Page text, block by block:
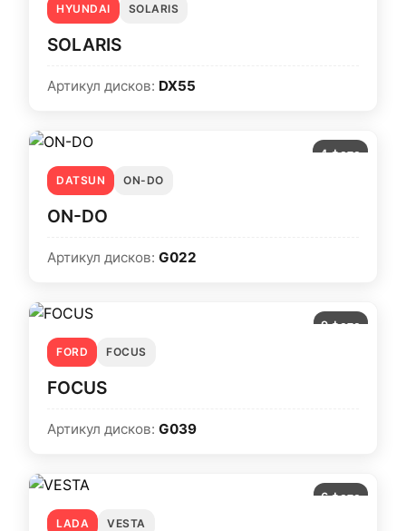
HYUNDAI
SOLARIS
SOLARIS
Артикул дисков: DX55
4 фото
DATSUN
ON-DO
ON-DO
Артикул дисков: G022
9 фото
FORD
FOCUS
FOCUS
Артикул дисков: G039
6 фото
LADA
VESTA